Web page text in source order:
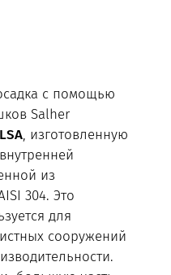
с помощью
Salher
, изготовленную
из
304. Это
для
сооружений